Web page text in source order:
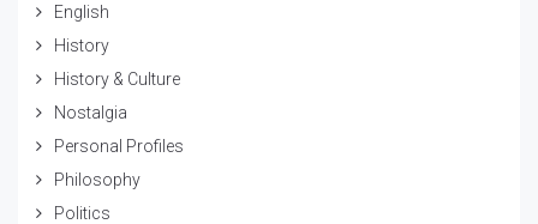
English
History
History & Culture
Nostalgia
Personal Profiles
Philosophy
Politics